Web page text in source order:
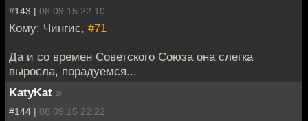
#143 | 08.09.15 22:10
Кому: Чингиc, #71
Да и со времен Советского Союза она слегка
выросла, порадуемся...
KatyKat »
#144 | 08.09.15 22:22